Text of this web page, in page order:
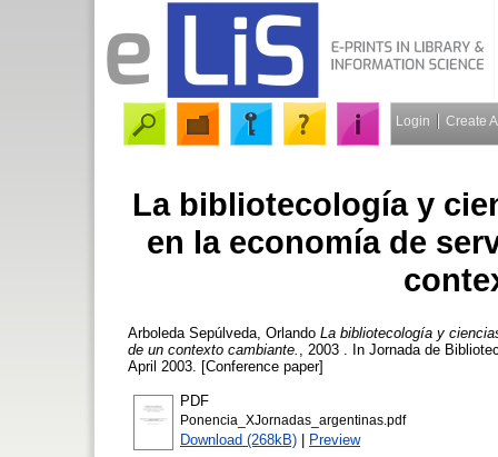
Login Create
La bibliotecología y
en la economía de
Arboleda Sepúlveda, Orlando La bibliotecología y
de un contexto cambiante.
, 2003 . In Jornada de
April 2003. [Conference paper]
PDF
Ponencia_XJornadas_argentinas.pdf
Download (268kB) | Preview